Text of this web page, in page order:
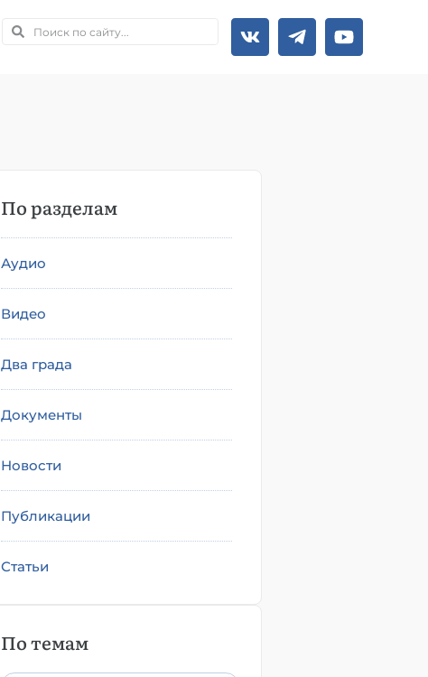
По разделам
Аудио
Видео
Два града
Документы
Новости
Публикации
Статьи
По темам